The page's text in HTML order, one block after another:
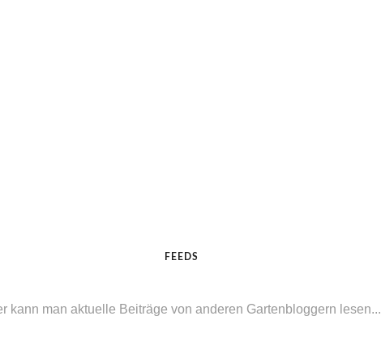
FEEDS
kann man aktuelle Beiträge von anderen Gartenbloggern lesen...